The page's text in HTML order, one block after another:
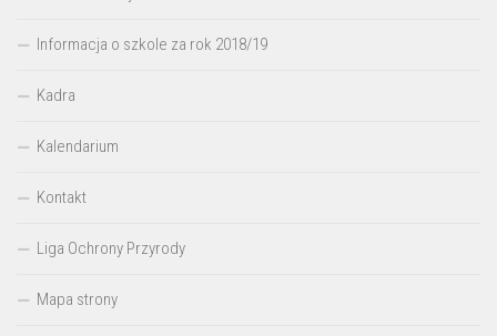
Informacja o szkole za rok 2018/19
Kadra
Kalendarium
Kontakt
Liga Ochrony Przyrody
Mapa strony